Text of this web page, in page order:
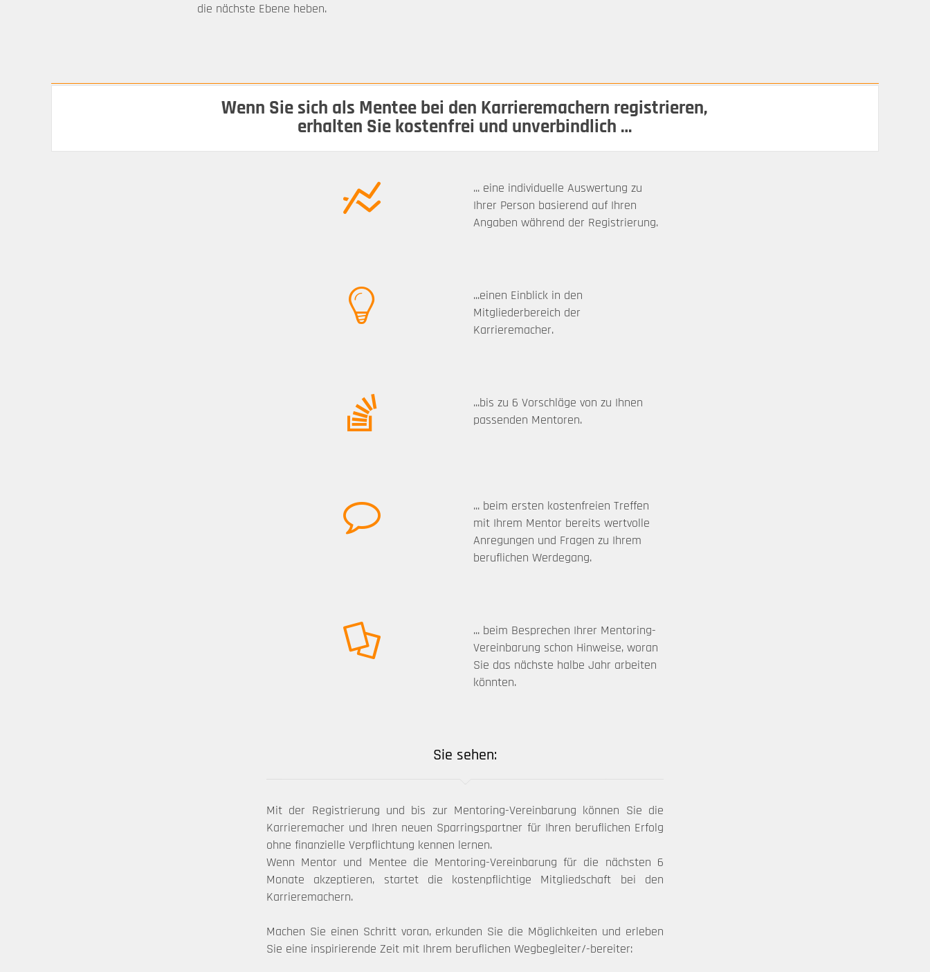
die nächste Ebene heben.
Wenn Sie sich als Mentee bei den Karrieremachern registrieren,
erhalten Sie kostenfrei und unverbindlich …
... eine individuelle Auswertung zu
Ihrer Person basierend auf Ihren
Angaben während der Registrierung.
...einen Einblick in den
Mitgliederbereich der
Karrieremacher.
...bis zu 6 Vorschläge von zu Ihnen
passenden Mentoren.
... beim ersten kostenfreien Treffen
mit Ihrem Mentor bereits wertvolle
Anregungen und Fragen zu Ihrem
beruflichen Werdegang.
... beim Besprechen Ihrer Mentoring-
Vereinbarung schon Hinweise, woran
Sie das nächste halbe Jahr arbeiten
könnten.
Sie sehen:
Mit der Registrierung und bis zur Mentoring-Vereinbarung können Sie die
Karrieremacher und Ihren neuen Sparringspartner für Ihren beruflichen Erfolg
ohne finanzielle Verpflichtung kennen lernen.
Wenn Mentor und Mentee die Mentoring-Vereinbarung für die nächsten 6
Monate akzeptieren, startet die kostenpflichtige Mitgliedschaft bei den
Karrieremachern.
Machen Sie einen Schritt voran, erkunden Sie die Möglichkeiten und erleben
Sie eine inspirierende Zeit mit Ihrem beruflichen Wegbegleiter/-bereiter: